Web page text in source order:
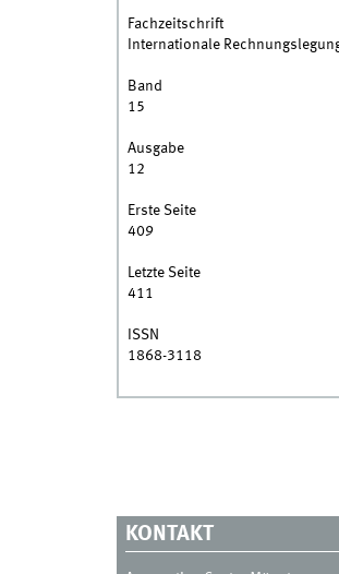
Fachzeitschrift
Internationale
Band
15
Ausgabe
12
Erste Seite
409
Letzte Seite
411
ISSN
1868-3118
KONTAKT